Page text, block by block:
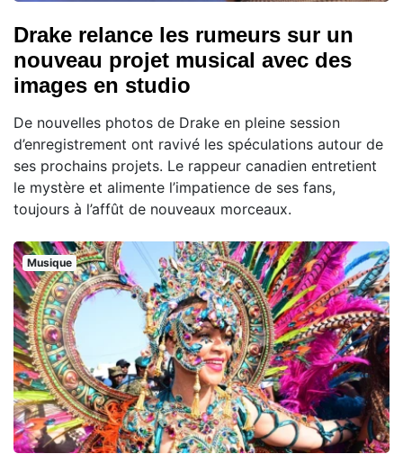
Drake relance les rumeurs sur un
nouveau projet musical avec des
images en studio
De nouvelles photos de Drake en pleine session
d’enregistrement ont ravivé les spéculations autour de
ses prochains projets. Le rappeur canadien entretient
le mystère et alimente l’impatience de ses fans,
toujours à l’affût de nouveaux morceaux.
Musique